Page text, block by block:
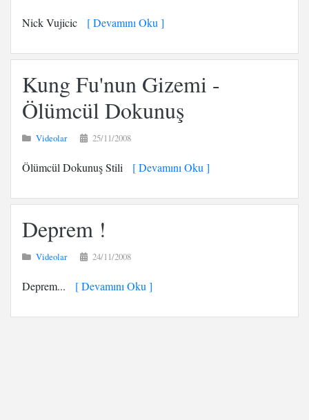
Nick Vujicic [ Devamını Oku ]
Kung Fu'nun Gizemi -
Ölümcül Dokunuş
Videolar 25/11/2008
Ölümcül Dokunuş Stili [ Devamını Oku ]
Deprem !
Videolar 24/11/2008
Deprem... [ Devamını Oku ]